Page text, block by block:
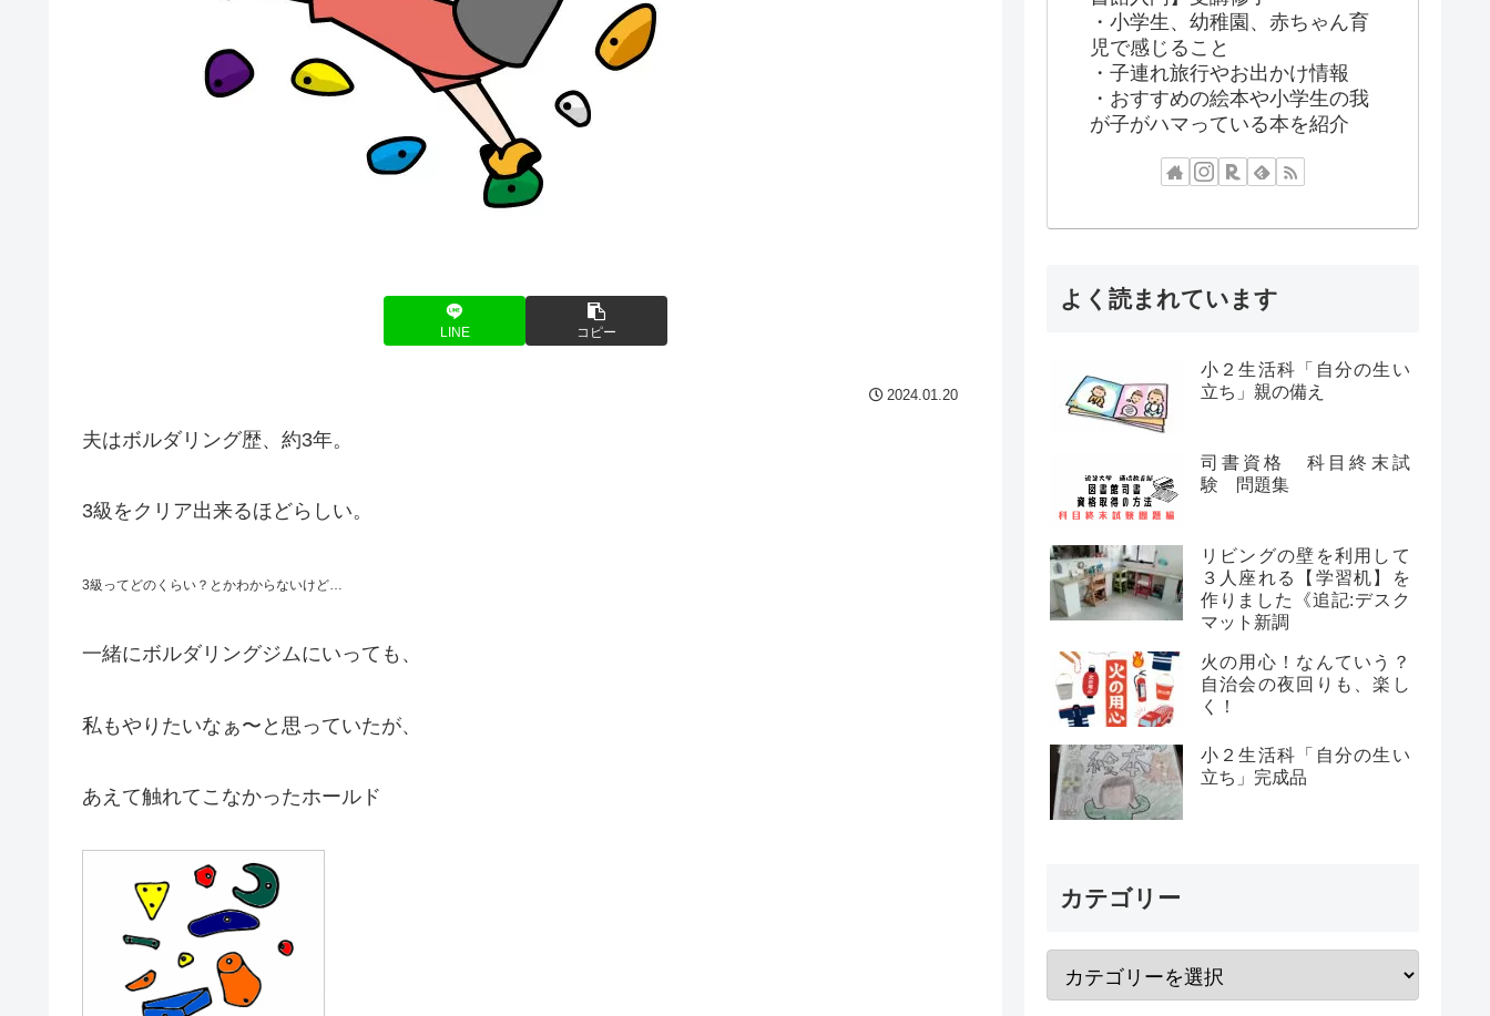
LINE コピー
2024.01.20
夫はボルダリング歴、約3年。
3級をクリア出来るほどらしい。
3級ってどのくらい？とかわからないけど…
一緒にボルダリングジムにいっても、
私もやりたいなぁ〜と思っていたが、
あえて触れてこなかったホールド
・小学生、幼稚園、赤ちゃん育
児で感じること
・子連れ旅行やお出かけ情報
・おすすめの絵本や小学生の我
が子がハマっている本を紹介
よく読まれています
小２生活科「自分の生い
立ち」親の備え
司書資格 科目終末試
験 問題集
リビングの壁を利用して
３人座れる【学習机】を
作りました《追記:デスク
マット新調
火の用心！なんていう？
自治会の夜回りも、楽し
く！
小２生活科「自分の生い
立ち」完成品
カテゴリー